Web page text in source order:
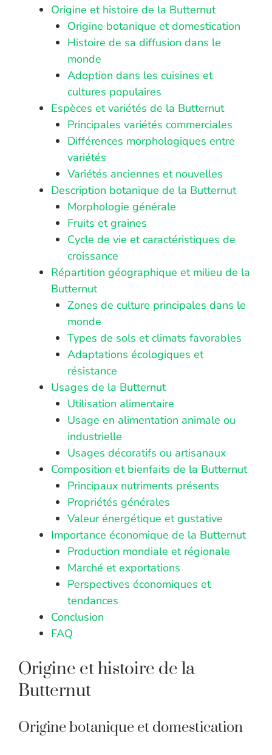
Origine et histoire de la Butternut
Origine botanique et domestication
Histoire de sa diffusion dans le
monde
Adoption dans les cuisines et
cultures populaires
Espèces et variétés de la Butternut
Principales variétés commerciales
Différences morphologiques entre
variétés
Variétés anciennes et nouvelles
Description botanique de la Butternut
Morphologie générale
Fruits et graines
Cycle de vie et caractéristiques de
croissance
Répartition géographique et milieu de la
Butternut
Zones de culture principales dans le
monde
Types de sols et climats favorables
Adaptations écologiques et
résistance
Usages de la Butternut
Utilisation alimentaire
Usage en alimentation animale ou
industrielle
Usages décoratifs ou artisanaux
Composition et bienfaits de la Butternut
Principaux nutriments présents
Propriétés générales
Valeur énergétique et gustative
Importance économique de la Butternut
Production mondiale et régionale
Marché et exportations
Perspectives économiques et
tendances
Conclusion
FAQ
Origine et histoire de la
Butternut
Origine botanique et domestication